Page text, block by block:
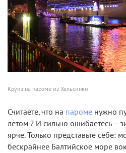
Круиз на пароме из Хельсинки
Считаете, что на пароме нужно
летом ? И сильно ошибаетесь –
ярче. Только представьте себе:
бескрайнее Балтийское море